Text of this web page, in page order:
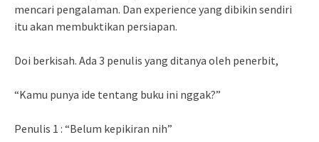
mencari pengalaman. Dan experience yang dibikin sendiri
itu akan membuktikan persiapan.
Doi berkisah. Ada 3 penulis yang ditanya oleh penerbit,
“Kamu punya ide tentang buku ini nggak?”
Penulis 1 : “Belum kepikiran nih”